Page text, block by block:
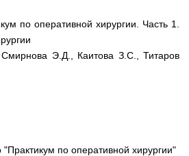
и неотложной помощи
по оперативной хирургии. Часть 1.
Э.Д., Каитова З.С., Титаров
"Практикум по оперативной хирургии"